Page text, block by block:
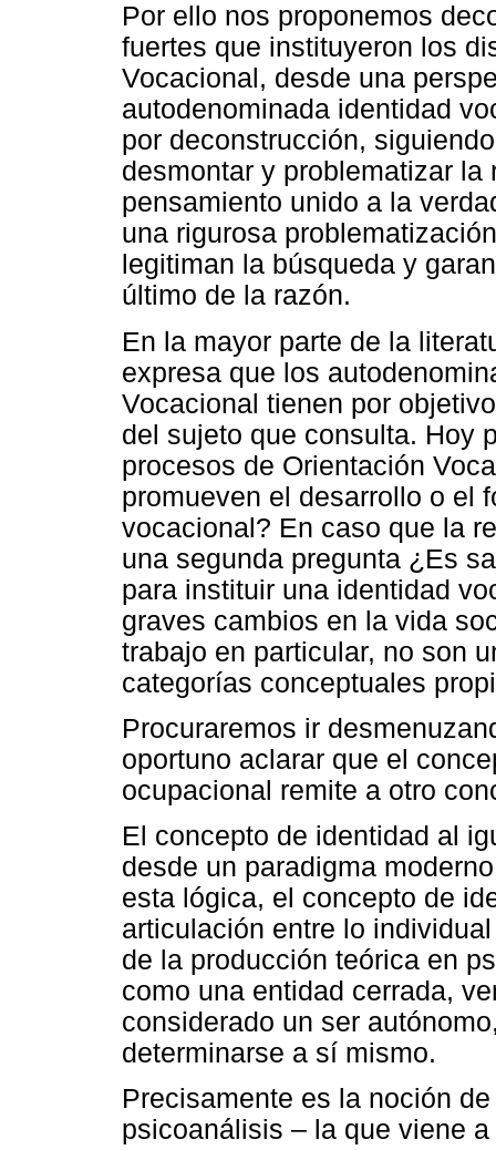
Por ello nos proponemos
fuertes que instituyeron los
Vocacional, desde una
autodenominada identidad
por deconstrucción,
desmontar y problematizar la
pensamiento unido a la
una rigurosa
legitiman la búsqueda y
último de la razón.
En la mayor parte de la
expresa que los
Vocacional tienen por
del sujeto que consulta. Hoy
procesos de Orientación
promueven el desarrollo o el
vocacional? En caso que la
una segunda pregunta ¿Es
para instituir una identidad
graves cambios en la vida
trabajo en particular, no son
categorías conceptuales
Procuraremos ir
oportuno aclarar que el
ocupacional remite a otro
El concepto de identidad al
desde un paradigma
esta lógica, el concepto de
articulación entre lo
de la producción teórica en
como una entidad cerrada,
considerado un ser
determinarse a sí mismo.
Precisamente es la noción
psicoanálisis – la que viene